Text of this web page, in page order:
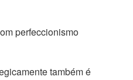
perfeccionismo
também é